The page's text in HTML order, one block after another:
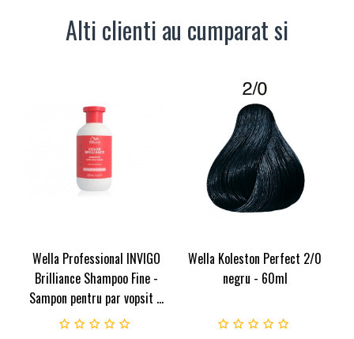
Alti clienti au cumparat si
Wella Professional INVIGO
Brilliance Shampoo Fine -
Sampon pentru par vopsit ...
Wella Koleston Perfect 2/0
negru - 60ml